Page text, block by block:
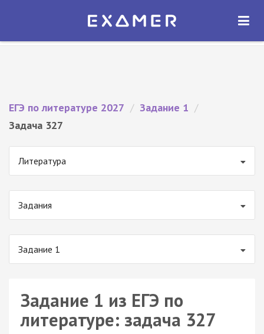
Экзамер — ЕГЭ 2027
ОТКРЫТЬ
ЕГЭ по литературе 2027 / Задание 1 /
Задача 327
Литература
Задания
Задание 1
Задание 1 из ЕГЭ по
литературе: задача 327